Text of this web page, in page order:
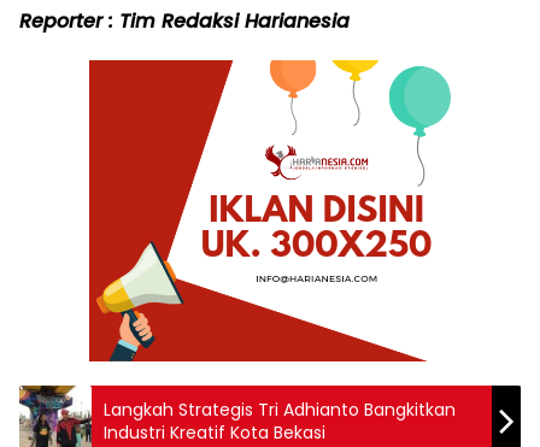
Reporter : Tim Redaksi Harianesia
Langkah Strategis Tri Adhianto Bangkitkan
Industri Kreatif Kota Bekasi